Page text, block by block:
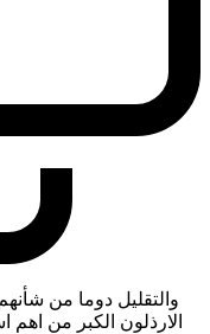
والتقليل دوما من
الارذلون الكبر من